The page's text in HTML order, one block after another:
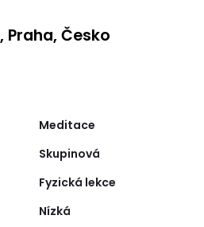
, Praha, Česko
Meditace
Skupinová
Fyzická lekce
Nízká